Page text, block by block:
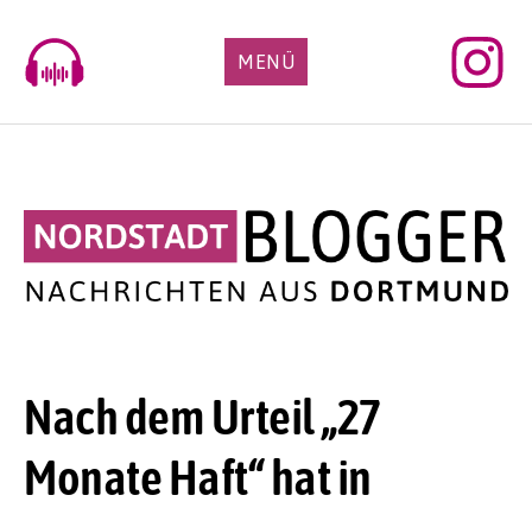
content
MENÜ
Nach dem Urteil „27
Monate Haft“ hat in